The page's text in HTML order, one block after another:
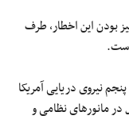
بودن این اخطار، طرف
نیروی دریایی آمریکا
مانورهای نظامی و